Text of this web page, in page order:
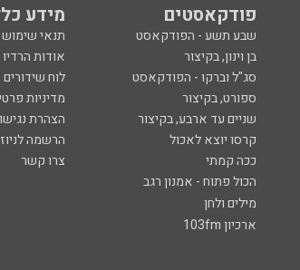
פודקאסטים מידע
שבע תשע - הפודקאסט
תנאי שימוש
בן וינון, בקיצור
אודות הרדיו
סג"ל וברקו - הפודקאסט
לוח שידורים
ספורט, בקיצור
מדיניות
שניים עד ארבע, בקיצור
הצהרת
קרסו יוצא לאכול
הרשמה
ככה קמתי
צרו קשר
הכול פתוח - אמנון רגב
מילים ולחן
ארכיון 103fm